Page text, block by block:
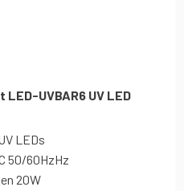
UVBAR6 UV LED
LEDs
50/60HzHz
20W